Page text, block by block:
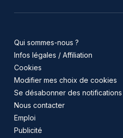
Qui sommes-nous ?
Infos légales / Affiliation
Cookies
Modifier mes choix de cookies
Se désabonner des notifications
Nous contacter
Emploi
Publicité